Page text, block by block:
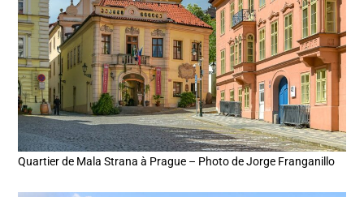
Quartier de Mala Strana à Prague – Photo de Jorge Franganillo